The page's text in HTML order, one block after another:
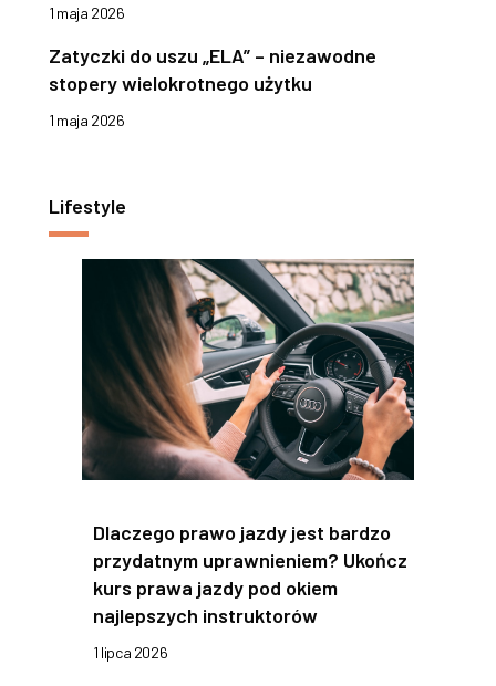
1 maja 2026
Zatyczki do uszu „ELA” – niezawodne
stopery wielokrotnego użytku
1 maja 2026
Lifestyle
Dlaczego prawo jazdy jest bardzo
przydatnym uprawnieniem? Ukończ
kurs prawa jazdy pod okiem
najlepszych instruktorów
1 lipca 2026